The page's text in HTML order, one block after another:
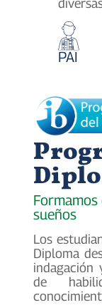
PAI
sueños
Los
Diploma
indagación
de